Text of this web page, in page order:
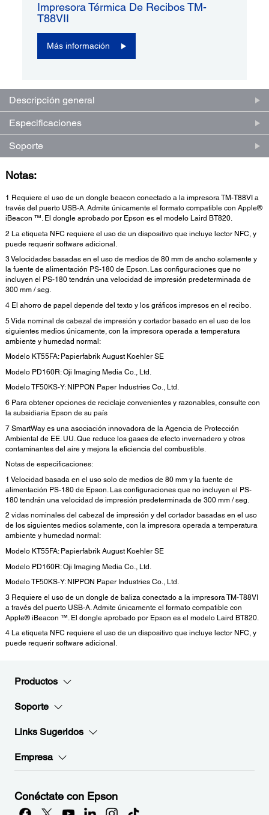
Impresora Térmica De Recibos TM-
T88VII
Más información
Descripción general
Especificaciones
Soporte
Notas:
1 Requiere el uso de un dongle beacon conectado a la impresora TM-T88VI a
través del puerto USB-A. Admite únicamente el formato compatible con Apple®
iBeacon ™. El dongle aprobado por Epson es el modelo Laird BT820.
2 La etiqueta NFC requiere el uso de un dispositivo que incluye lector NFC, y
puede requerir software adicional.
3 Velocidades basadas en el uso de medios de 80 mm de ancho solamente y
la fuente de alimentación PS-180 de Epson. Las configuraciones que no
incluyen el PS-180 tendrán una velocidad de impresión predeterminada de
300 mm / seg.
4 El ahorro de papel depende del texto y los gráficos impresos en el recibo.
5 Vida nominal de cabezal de impresión y cortador basado en el uso de los
siguientes medios únicamente, con la impresora operada a temperatura
ambiente y humedad normal:
Modelo KT55FA: Papierfabrik August Koehler SE
Modelo PD160R: Oji Imaging Media Co., Ltd.
Modelo TF50KS-Y: NIPPON Paper Industries Co., Ltd.
6 Para obtener opciones de reciclaje convenientes y razonables, consulte con
la subsidiaria Epson de su país
7 SmartWay es una asociación innovadora de la Agencia de Protección
Ambiental de EE. UU. Que reduce los gases de efecto invernadero y otros
contaminantes del aire y mejora la eficiencia del combustible.
Notas de especificaciones:
1 Velocidad basada en el uso solo de medios de 80 mm y la fuente de
alimentación PS-180 de Epson. Las configuraciones que no incluyen el PS-
180 tendrán una velocidad de impresión predeterminada de 300 mm / seg.
2 vidas nominales del cabezal de impresión y del cortador basadas en el uso
de los siguientes medios solamente, con la impresora operada a temperatura
ambiente y humedad normal:
Modelo KT55FA: Papierfabrik August Koehler SE
Modelo PD160R: Oji Imaging Media Co., Ltd.
Modelo TF50KS-Y: NIPPON Paper Industries Co., Ltd.
3 Requiere el uso de un dongle de baliza conectado a la impresora TM-T88VI
a través del puerto USB-A. Admite únicamente el formato compatible con
Apple® iBeacon ™. El dongle aprobado por Epson es el modelo Laird BT820.
4 La etiqueta NFC requiere el uso de un dispositivo que incluye lector NFC, y
puede requerir software adicional.
Productos
Soporte
Links Sugeridos
Empresa
Conéctate con Epson